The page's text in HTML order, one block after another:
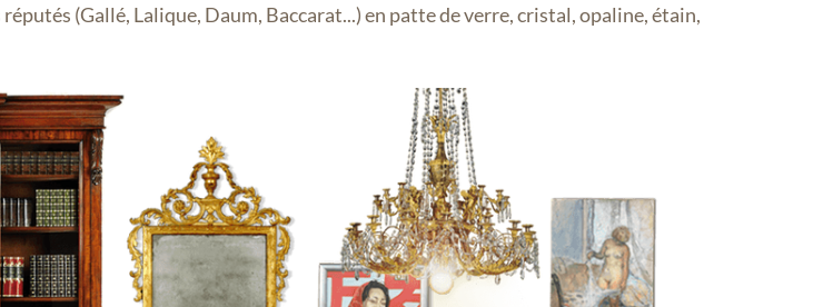
(Gallé, Lalique, Daum, Baccarat...) en patte de verre, cristal, opaline, étain,